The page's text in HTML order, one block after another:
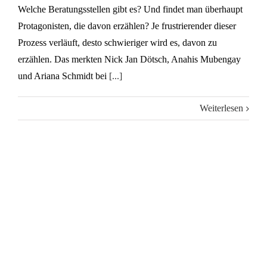
Welche Beratungsstellen gibt es? Und findet man überhaupt
Protagonisten, die davon erzählen? Je frustrierender dieser
Prozess verläuft, desto schwieriger wird es, davon zu
erzählen. Das merkten Nick Jan Dötsch, Anahis Mubengay
und Ariana Schmidt bei [...]
Weiterlesen